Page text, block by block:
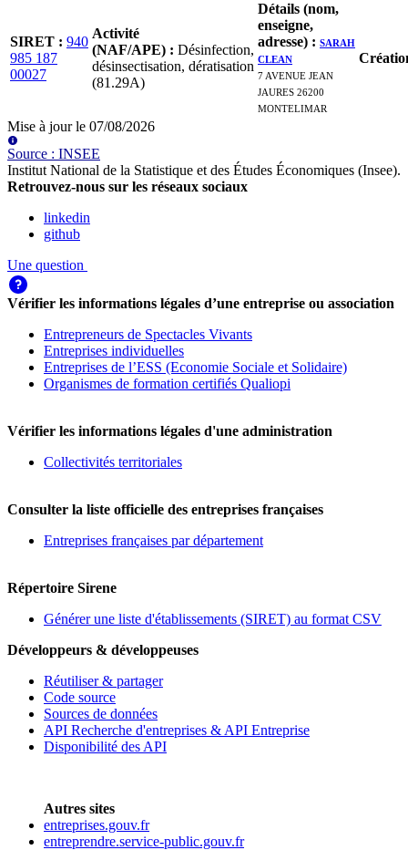
SIRET : 940
985 187
00027
Activité
(NAF/APE) : Désinfection,
désinsectisation, dératisation
(81.29A)
Détails (nom,
enseigne,
adresse) : SARAH
CLEAN
7 AVENUE JEAN
JAURES 26200
MONTELIMAR
Mise à jour le 07/08/2026
Source : INSEE
Institut National de la Statistique et des Études Économiques (Insee).
Retrouvez-nous sur les réseaux sociaux
linkedin
github
Une question
Vérifier les informations légales d’une entreprise ou association
Entrepreneurs de Spectacles Vivants
Entreprises individuelles
Entreprises de l’ESS (Economie Sociale et Solidaire)
Organismes de formation certifiés Qualiopi
Vérifier les informations légales d'une administration
Collectivités territoriales
Consulter la liste officielle des entreprises françaises
Entreprises françaises par département
Répertoire Sirene
Générer une liste d'établissements (SIRET) au format CSV
Développeurs & développeuses
Réutiliser & partager
Code source
Sources de données
API Recherche d'entreprises & API Entreprise
Disponibilité des API
Autres sites
entreprises.gouv.fr
entreprendre.service-public.gouv.fr